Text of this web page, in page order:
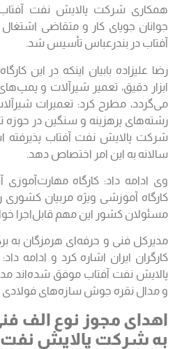
همکاری شرکت پالایش نفت آفتاب
جوانان جویای کار و متقاضی
آفتاب در بندرعباس تأسیس شد.
رضا علیزاده بابیان اینکه در این
ابزار دقیق، تعمیر شیرآلات و
می‌گردد، مطرح کرد: تعمیرات
رشته‌های پرهزینه و سنگین در
شرکت پالایش نفت آفتاب پذیرفته
سالانه به این امر اختصاص دهد.
وی ادامه داد: کارگاه
کارگاه آموزشی ویژه مربیان
مسئولان کشور این مهم قابل‌اجرا
مدیرکل فنی و حرفه‌ای هرمزگان به
کارگران ایران اشاره کرد و ادامه
پالایش نفت آفتاب موفق شده‌اند
و مدال نقره جوش سازه‌های فولادی
اهدای مجوز نوع الف
به شرکت پالایش نفت